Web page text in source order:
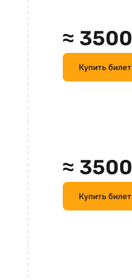
≈ 3500
Купить билет
≈ 3500
Купить билет